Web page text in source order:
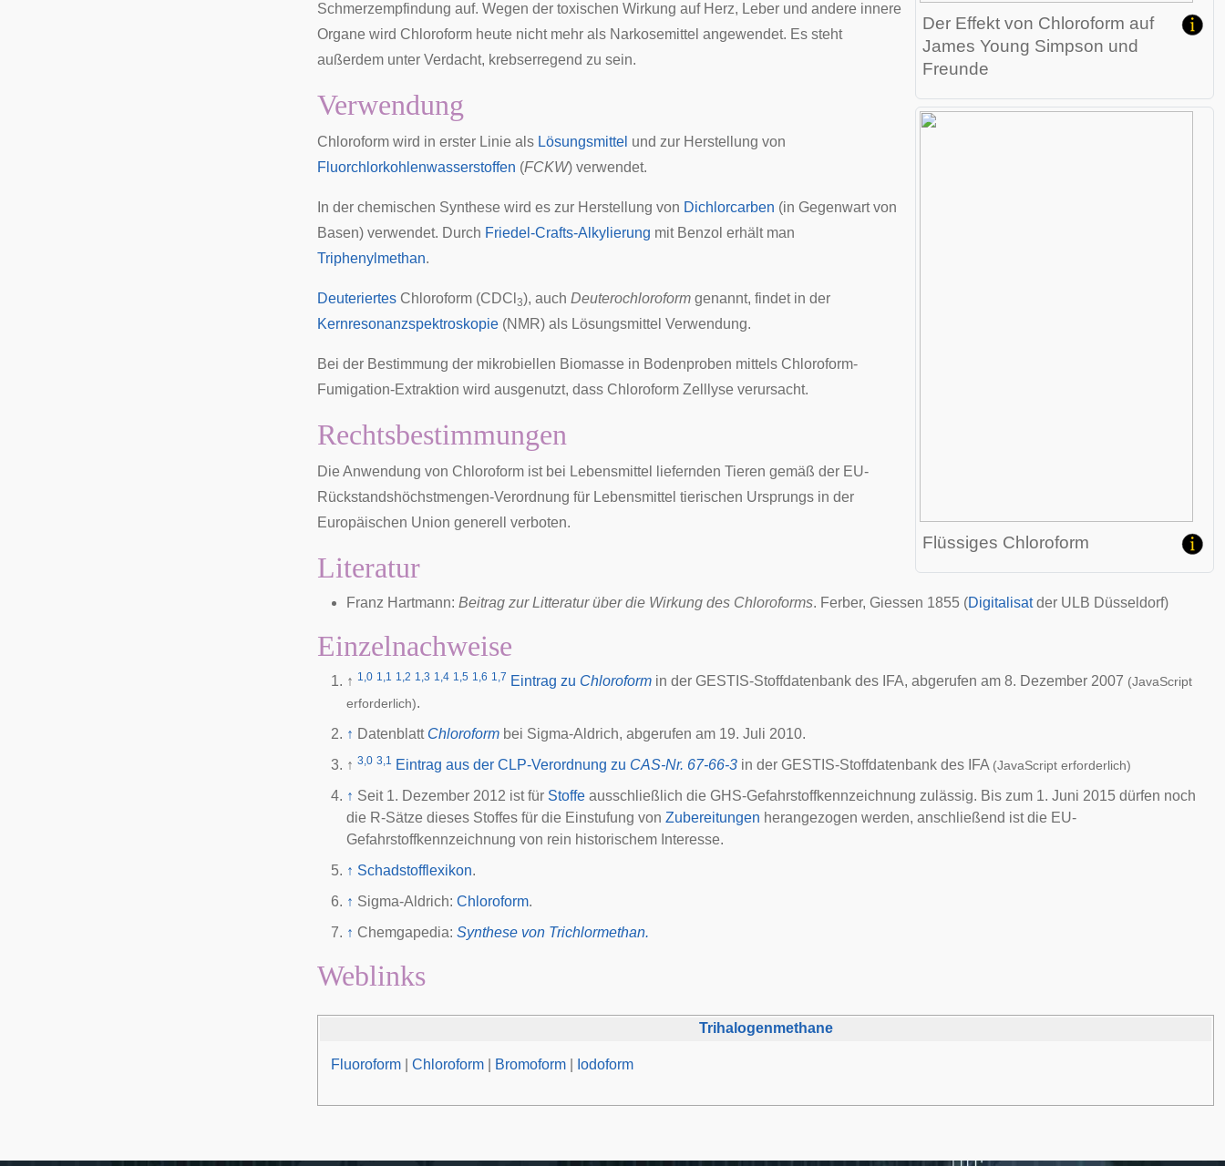
Der Effekt von Chloroform auf
James Young Simpson und
Freunde
Flüssiges Chloroform
Schmerzempfindung auf. Wegen der toxischen Wirkung auf Herz, Leber und andere innere
Organe wird Chloroform heute nicht mehr als Narkosemittel angewendet. Es steht
außerdem unter Verdacht, krebserregend zu sein.
Verwendung
Chloroform wird in erster Linie als Lösungsmittel und zur Herstellung von
Fluorchlorkohlenwasserstoffen (FCKW) verwendet.
In der chemischen Synthese wird es zur Herstellung von Dichlorcarben (in Gegenwart von
Basen) verwendet. Durch Friedel-Crafts-Alkylierung mit Benzol erhält man
Triphenylmethan.
Deuteriertes Chloroform (CDCl 3), auch Deuterochloroform genannt, findet in der
Kernresonanzspektroskopie (NMR) als Lösungsmittel Verwendung.
Bei der Bestimmung der mikrobiellen Biomasse in Bodenproben mittels Chloroform-
Fumigation-Extraktion wird ausgenutzt, dass Chloroform Zelllyse verursacht.
Rechtsbestimmungen
Die Anwendung von Chloroform ist bei Lebensmittel liefernden Tieren gemäß der EU-
Rückstandshöchstmengen-Verordnung für Lebensmittel tierischen Ursprungs in der
Europäischen Union generell verboten.
Literatur
Franz Hartmann: Beitrag zur Litteratur über die Wirkung des Chloroforms. Ferber, Giessen 1855 (Digitalisatder ULB Düsseldorf)
Einzelnachweise
↑ 1,0 1,1 1,2 1,3 1,4 1,5 1,6 1,7 Eintrag zu Chloroform in der GESTIS-Stoffdatenbank des IFA, abgerufen am 8. Dezember 2007 (JavaScript
erforderlich).
↑ Datenblatt Chloroform bei Sigma-Aldrich, abgerufen am 19. Juli 2010.
↑ 3,0 3,1 Eintrag aus der CLP-Verordnung zu CAS-Nr. 67-66-3 in der GESTIS-Stoffdatenbank des IFA (JavaScript erforderlich)
↑ Seit 1. Dezember 2012 ist für Stoffe ausschließlich die GHS-Gefahrstoffkennzeichnung zulässig. Bis zum 1. Juni 2015 dürfen noch
die R-Sätze dieses Stoffes für die Einstufung von Zubereitungen herangezogen werden, anschließend ist die EU-
Gefahrstoffkennzeichnung von rein historischem Interesse.
↑ Schadstofflexikon.
↑ Sigma-Aldrich: Chloroform.
↑ Chemgapedia: Synthese von Trichlormethan.
Weblinks
Trihalogenmethane
Fluoroform Chloroform Bromoform Iodoform